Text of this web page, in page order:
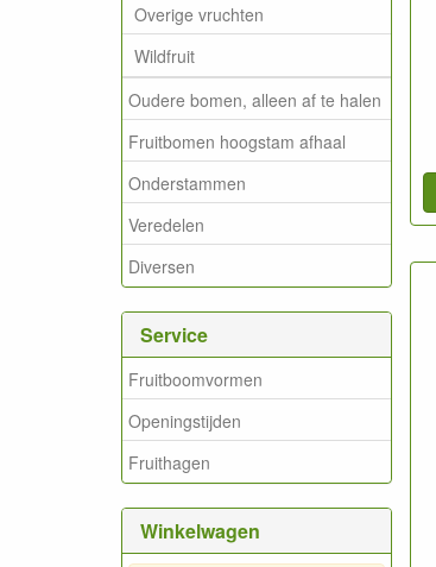
Overige vruchten
Wildfruit
Oudere bomen, alleen af te halen
Fruitbomen hoogstam afhaal
Onderstammen
Veredelen
Diversen
Service
Fruitboomvormen
Openingstijden
Fruithagen
Winkelwagen